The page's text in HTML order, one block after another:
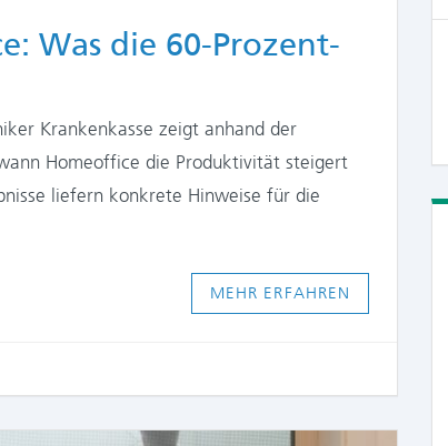
Was die 60-Prozent-
Krankenkasse zeigt anhand der
Homeoffice die Produktivität steigert
liefern konkrete Hinweise für die
MEHR ERFAHREN